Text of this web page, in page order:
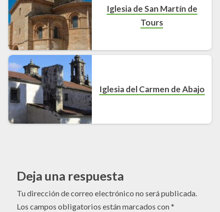
Iglesia de San Martín de
Tours
Iglesia del Carmen de Abajo
Deja una respuesta
Tu dirección de correo electrónico no será publicada.
Los campos obligatorios están marcados con*